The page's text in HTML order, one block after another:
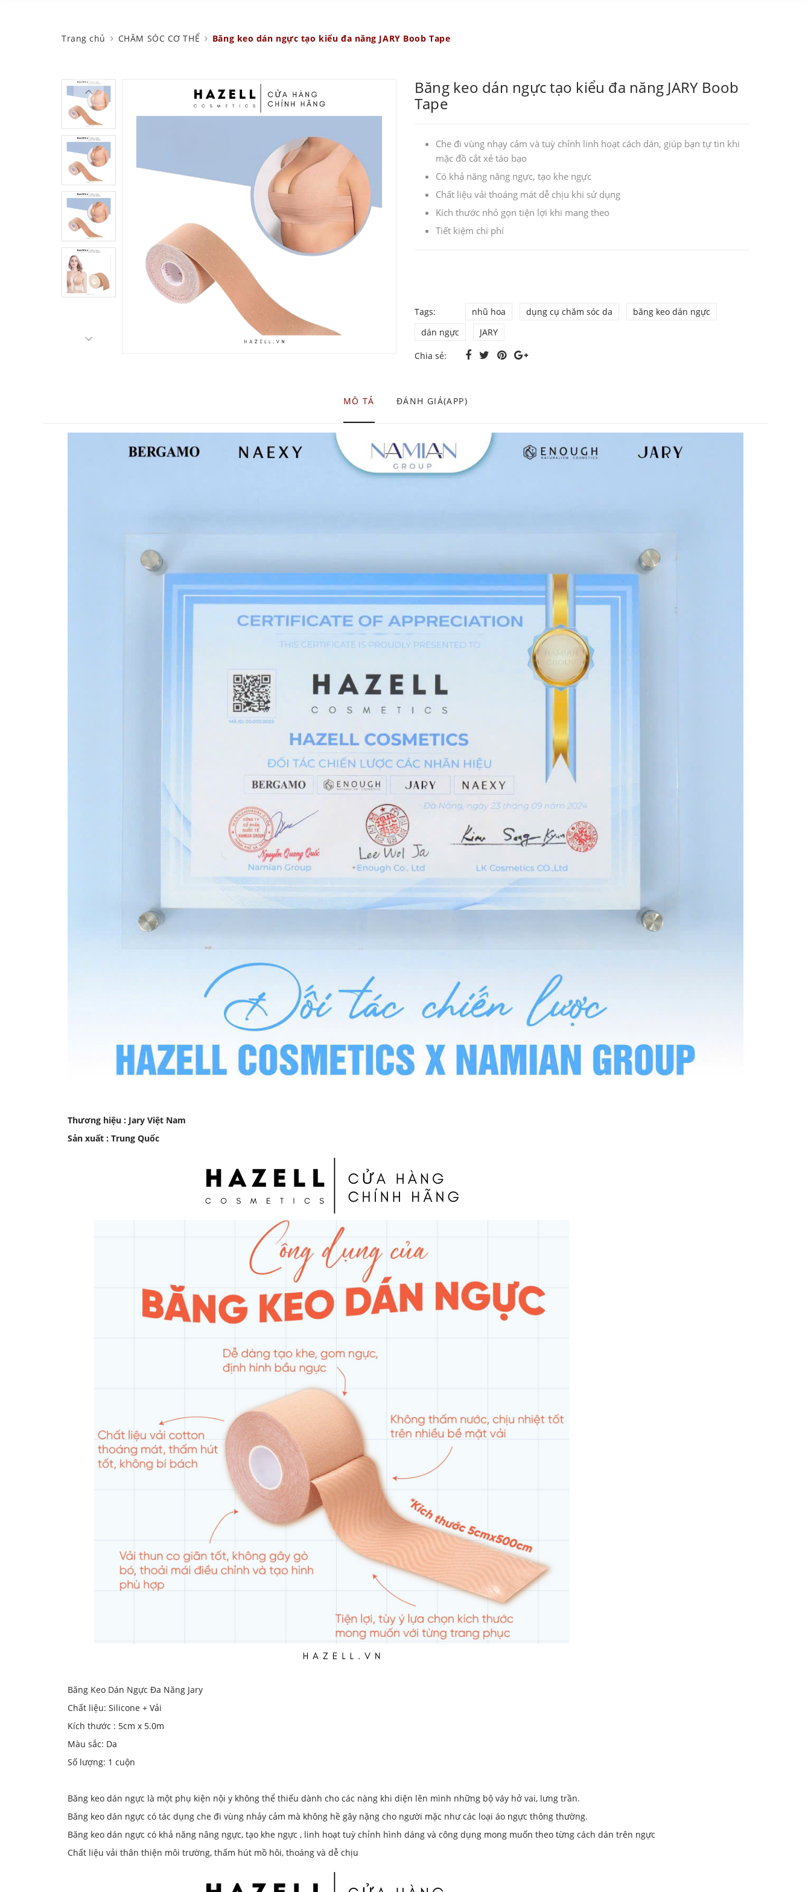
Trang chủ CHĂM SÓC CƠ THỂ Băng keo dán ngực tạo kiểu đa năng JARY Boob Tape
Băng keo dán ngực tạo kiểu đa năng JARY Boob
Tape
Che đi vùng nhạy cảm và tuỳ chỉnh linh hoạt cách dán, giúp bạn tự tin khi
mặc đồ cắt xẻ táo bạo
Có khả năng nâng ngực, tạo khe ngực
Chất liệu vải thoáng mát dễ chịu khi sử dụng
Kích thước nhỏ gọn tiện lợi khi mang theo
Tiết kiệm chi phí
Tags: nhũ hoa dụng cụ chăm sóc da
băng keo dán ngực
dán ngực
JARY
Chia sẻ:
MÔ TẢ ĐÁNH GIÁ(APP)
Thương hiệu : Jary Việt Nam
Sản xuất : Trung Quốc
Băng Keo Dán Ngực Đa Năng Jary
Chất liệu: Silicone + Vải
Kích thước : 5cm x 5.0m
Màu sắc: Da
Số lượng: 1 cuộn
Băng keo dán ngực là một phụ kiện nội y không thể thiếu dành cho các nàng khi diện lên mình những bộ váy hở vai, lưng trần.
Băng keo dán ngực có tác dụng che đi vùng nhảy cảm mà không hề gây nặng cho người mặc như các loại áo ngực thông thường.
Băng keo dán ngực có khả năng nâng ngực, tạo khe ngực , linh hoạt tuỳ chỉnh hình dáng và công dụng mong muốn theo từng cách dán trên ngực
Chất liệu vải thân thiện môi trường, thấm hút mồ hôi, thoáng và dễ chịu